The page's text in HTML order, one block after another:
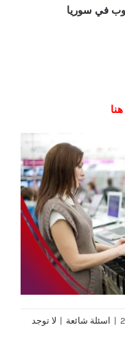
في سوريا
هنا
| اسئلة شائعة | لا توجد